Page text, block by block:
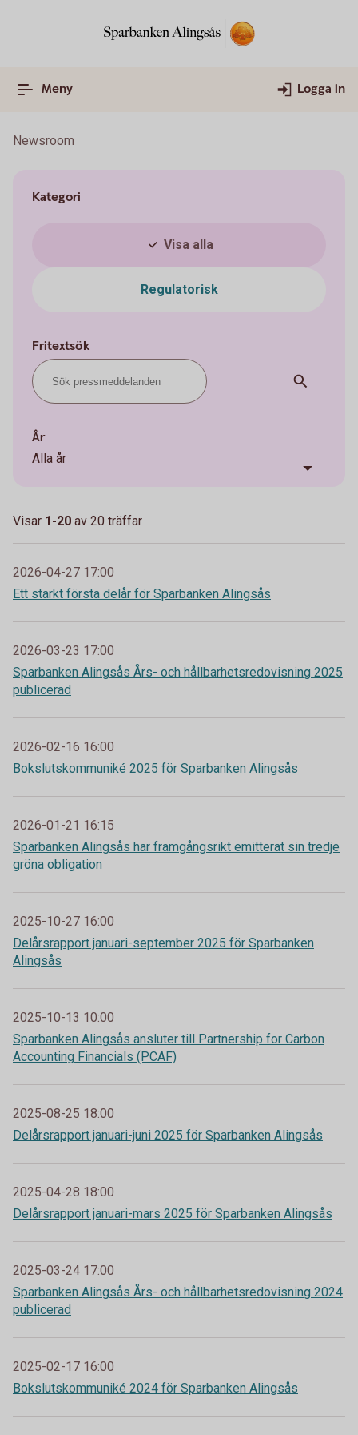
Meny Logga in
Newsroom
Kategori
Visa alla
Regulatorisk
Fritextsök
År
Alla år
Visar 1-20 av 20 träffar
2026-04-27 17:00
Ett starkt första delår för Sparbanken Alingsås
2026-03-23 17:00
Sparbanken Alingsås Års- och hållbarhetsredovisning 2025
publicerad
2026-02-16 16:00
Bokslutskommuniké 2025 för Sparbanken Alingsås
2026-01-21 16:15
Sparbanken Alingsås har framgångsrikt emitterat sin tredje
gröna obligation
2025-10-27 16:00
Delårsrapport januari-september 2025 för Sparbanken
Alingsås
2025-10-13 10:00
Sparbanken Alingsås ansluter till Partnership for Carbon
Accounting Financials (PCAF)
2025-08-25 18:00
Delårsrapport januari-juni 2025 för Sparbanken Alingsås
2025-04-28 18:00
Delårsrapport januari-mars 2025 för Sparbanken Alingsås
2025-03-24 17:00
Sparbanken Alingsås Års- och hållbarhetsredovisning 2024
publicerad
2025-02-17 16:00
Bokslutskommuniké 2024 för Sparbanken Alingsås